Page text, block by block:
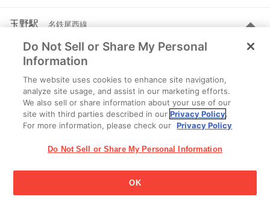
玉野駅 名鉄尾西線
一宮市玉野字河瑞１９
このページの店舗から 2.8 km
ルート
を見る
丸渕駅 名鉄尾西線
稲沢市祖父江町三丸渕八嶋２０-３
このページの店舗から 3.6 km
江崎グリコ株式会社 Copyright © 2025 Ezaki Glico Co., Ltd.
Do Not Sell or Share My Personal
Information
The website uses cookies to enhance site navigation,
analyze site usage, and assist in our marketing efforts.
We also sell or share information about your use of our
site with third parties described in ourPrivacy Policy.
For more information, please check our Privacy Policy
Do Not Sell or Share My Personal Information
OK